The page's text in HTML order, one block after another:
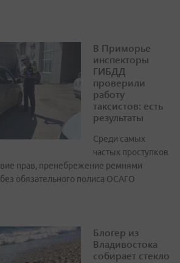
В Приморье
инспекторы
ГИБДД
проверили
работу
таксистов: есть
результаты
Среди самых
частых проступков
прав, пренебрежение ремнями
обязательного полиса ОСАГО
Блогер из
Владивостока
собирает стекло